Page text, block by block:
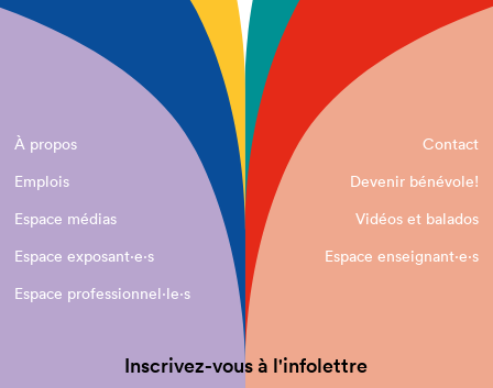
À propos
Contact
Emplois
Devenir bénévole!
Espace médias
Vidéos et balados
Espace exposant·e⋅s
Espace enseignant·e⋅s
Espace professionnel·le⋅s
Inscrivez-vous à l'infolettre